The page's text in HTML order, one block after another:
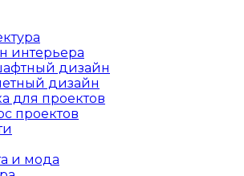
интерьера
дизайн
дизайн
для проектов
проектов
и мода